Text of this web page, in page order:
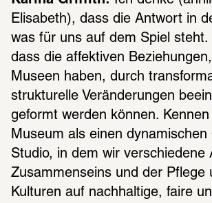
Elisabeth), dass die Antwort in
was für uns auf dem Spiel steht.
dass die affektiven
Museen haben, durch
strukturelle Veränderungen
geformt werden können.
Museum als einen
Studio, in dem wir verschiedene
Zusammenseins und der Pflege
Kulturen auf nachhaltige, faire